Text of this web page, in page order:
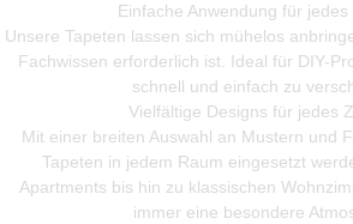
Einfache Anwendung für jedes
Unsere Tapeten lassen sich mühelos
Fachwissen erforderlich ist. Ideal für DIY-
schnell und einfach zu
Vielfältige Designs für jedes
Mit einer breiten Auswahl an Mustern und
Tapeten in jedem Raum eingesetzt
Apartments bis hin zu klassischen
immer eine besondere